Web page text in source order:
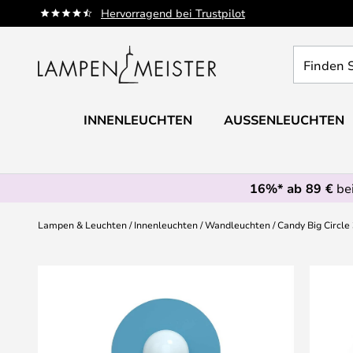
Hervorragend bei Trustpilot
Zum
Inhalt
Sie
Leuchte...
INNENLEUCHTEN AUSSENLEUCHTEN
16%* ab 89 €
Lampen & Leuchten Innenleuchten Wandleuchten Candy Big